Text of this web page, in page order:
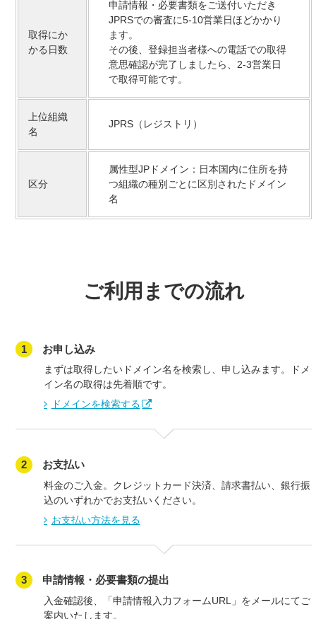
取得にか
かる日数
申請情報・必要書類をご送付いただき
JPRSでの審査に5-10営業日ほどかかり
ます。
その後、登録担当者様への電話での取得
意思確認が完了しましたら、2-3営業日
で取得可能です。
上位組織
名
JPRS（レジストリ）
区分
属性型JPドメイン：日本国内に住所を持
つ組織の種別ごとに区別されたドメイン
名
ご利用までの流れ
1 お申し込み
まずは取得したいドメイン名を検索し、申し込みます。ドメ
イン名の取得は先着順です。
ドメインを検索する
2 お支払い
料金のご入金。クレジットカード決済、請求書払い、銀行振
込のいずれかでお支払いください。
お支払い方法を見る
3 申請情報・必要書類の提出
入金確認後、「申請情報入力フォームURL」をメールにてご
案内いたします。